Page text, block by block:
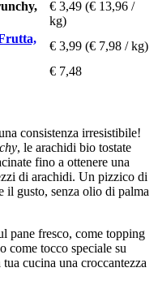
€ 3,49 (€ 13,96 /
kg)
€ 3,99 (€ 7,98 / kg)
€ 7,48
consistenza irresistibile!
, le arachidi bio tostate
fino a ottenere una
di arachidi. Un pizzico di
il gusto, senza olio di palma
pane fresco, come topping
come tocco speciale su
cucina una croccantezza